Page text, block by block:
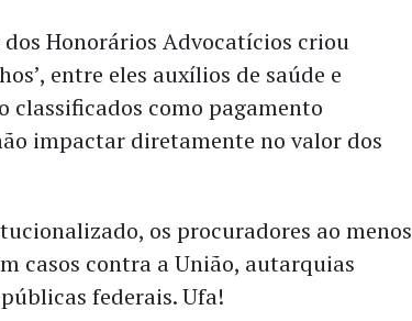
dos Honorários Advocatícios criou
entre eles auxílios de saúde e
classificados como pagamento
impactar diretamente no valor dos
os procuradores ao menos
casos contra a União, autarquias
federais. Ufa!